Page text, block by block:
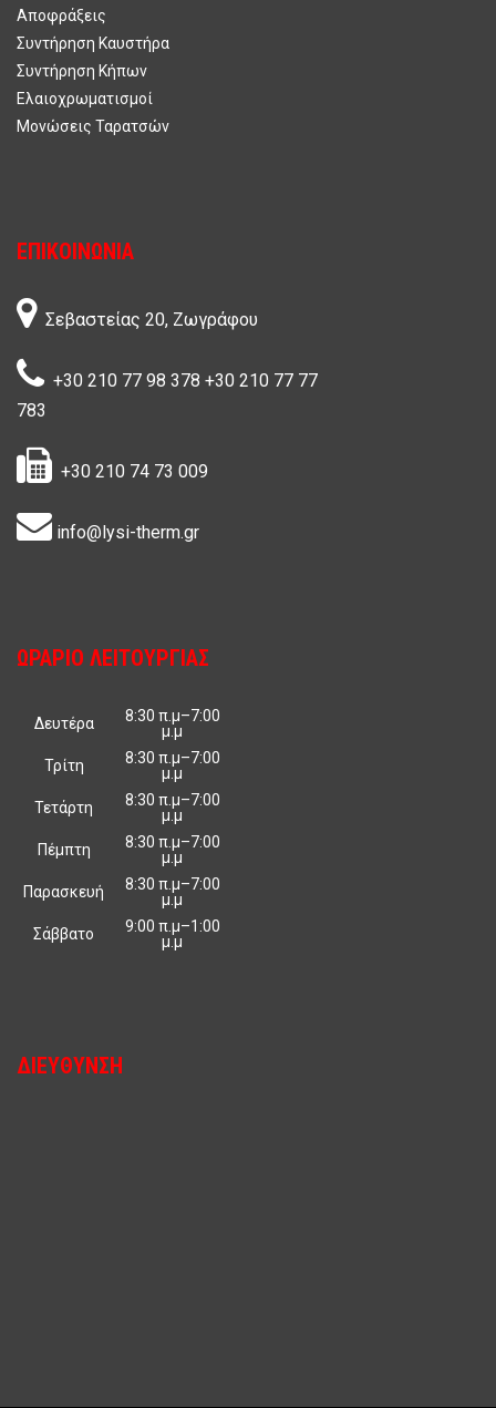
Αποφράξεις
Συντήρηση Καυστήρα
Συντήρηση Κήπων
Ελαιοχρωματισμοί
Μονώσεις Ταρατσών
ΕΠΙΚΟΙΝΩΝΊΑ
Σεβαστείας 20, Ζωγράφου
+30 210 77 98 378 +30 210 77 77
783
+30 210 74 73 009
info@lysi-therm.gr
ΩΡΑΡΙΟ ΛΕΙΤΟΥΡΓΙΑΣ
Δευτέρα
8:30 π.μ–7:00
μ.μ
Τρίτη
8:30 π.μ–7:00
μ.μ
Τετάρτη
8:30 π.μ–7:00
μ.μ
Πέμπτη
8:30 π.μ–7:00
μ.μ
Παρασκευή
8:30 π.μ–7:00
μ.μ
Σάββατο
9:00 π.μ–1:00
μ.μ
ΔΙΕΎΘΥΝΣΗ